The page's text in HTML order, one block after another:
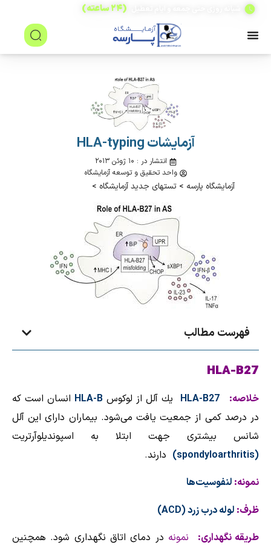
(۲۴ ساعته)
آزمایشات HLA-typing
انتشار در : ۱۰ ژوئن ۲۰۱۳
واحد تحقیق و توسعه آزمایشگاه
آزمایشگاه پارسه > تستهای جدید آزمایشگاه >
فهرست مطالب
HLA-B27
خلاصه: HLA-B27 یك آلل از لوكوس HLA-B انسان است كه
در درصد كمی از جمعیت یافت می‌شود. بیماران دارای این آلل
شانس بیشتری جهت ابتلا به اسپوندیلوآرتریت
(
spondyloarthritis
) دارند.
نمونه: لنفوسیت‌ها
ظرف: لوله درب زرد (ACD
)
طریقه‌ نگهداری: نمونه در دمای اتاق نگهداری شود. همچنین